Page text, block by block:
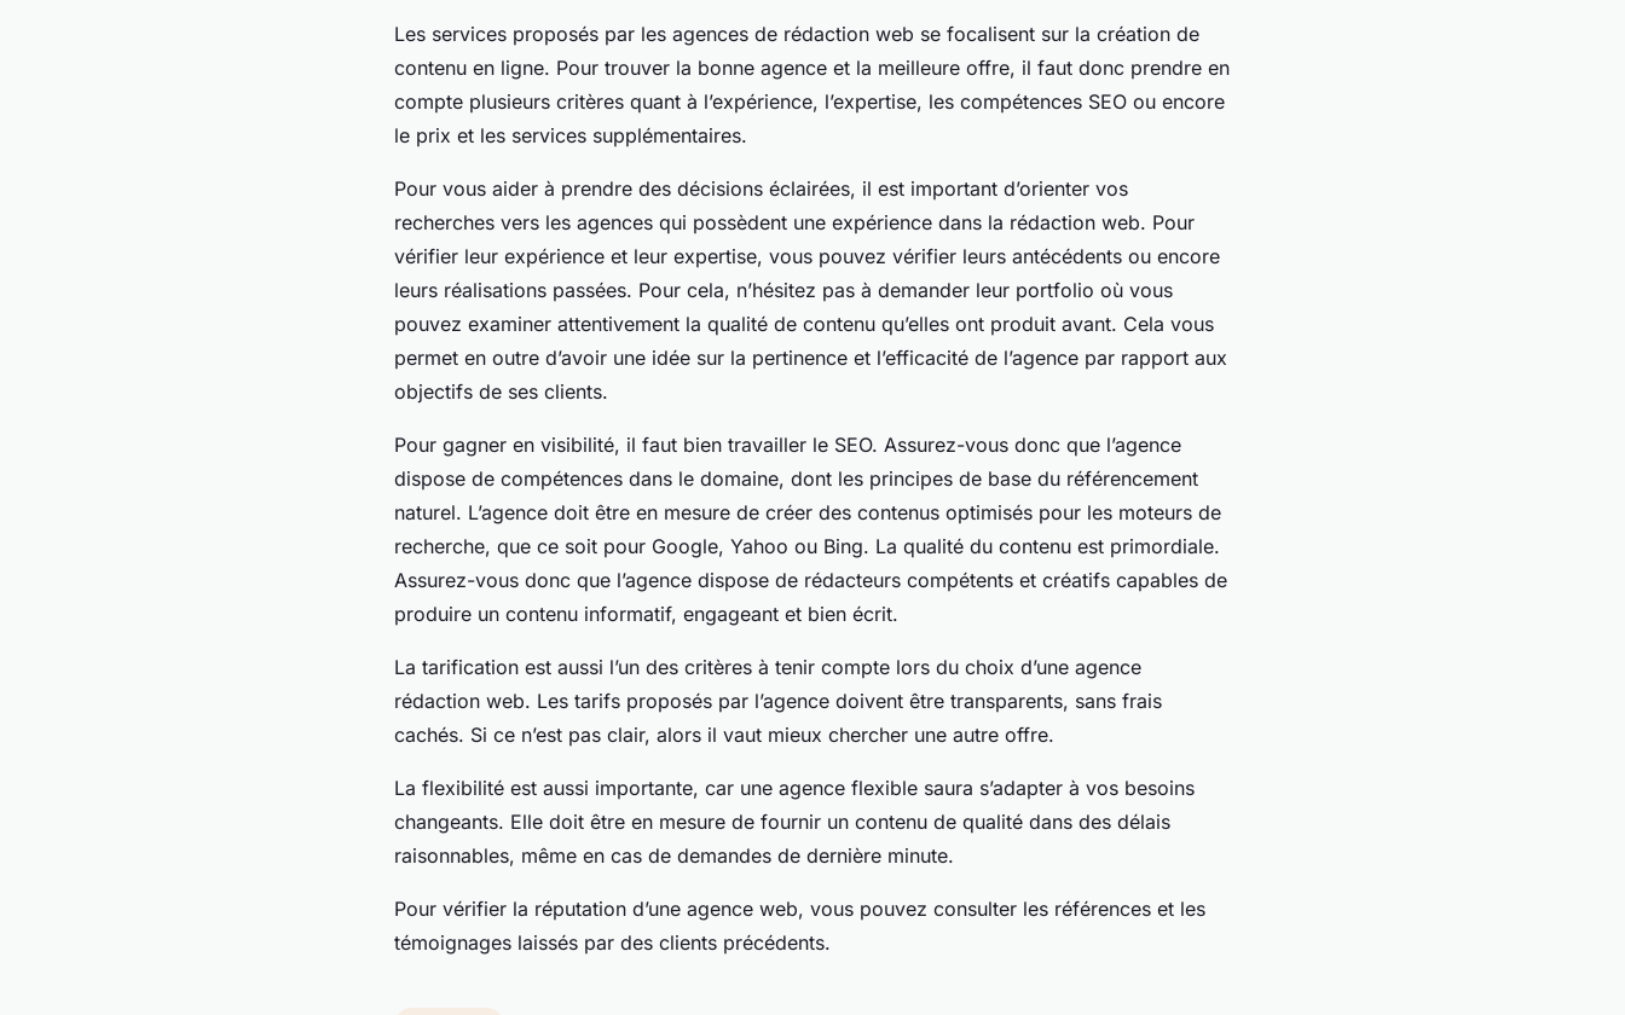
Les services proposés par les agences de rédaction web se focalisent sur la création de
contenu en ligne. Pour trouver la bonne agence et la meilleure offre, il faut donc prendre en
compte plusieurs critères quant à l’expérience, l’expertise, les compétences SEO ou encore
le prix et les services supplémentaires.
Pour vous aider à prendre des décisions éclairées, il est important d’orienter vos
recherches vers les agences qui possèdent une expérience dans la rédaction web. Pour
vérifier leur expérience et leur expertise, vous pouvez vérifier leurs antécédents ou encore
leurs réalisations passées. Pour cela, n’hésitez pas à demander leur portfolio où vous
pouvez examiner attentivement la qualité de contenu qu’elles ont produit avant. Cela vous
permet en outre d’avoir une idée sur la pertinence et l’efficacité de l’agence par rapport aux
objectifs de ses clients.
Pour gagner en visibilité, il faut bien travailler le SEO. Assurez-vous donc que l’agence
dispose de compétences dans le domaine, dont les principes de base du référencement
naturel. L’agence doit être en mesure de créer des contenus optimisés pour les moteurs de
recherche, que ce soit pour Google, Yahoo ou Bing. La qualité du contenu est primordiale.
Assurez-vous donc que l’agence dispose de rédacteurs compétents et créatifs capables de
produire un contenu informatif, engageant et bien écrit.
La tarification est aussi l’un des critères à tenir compte lors du choix d’une agence
rédaction web. Les tarifs proposés par l’agence doivent être transparents, sans frais
cachés. Si ce n’est pas clair, alors il vaut mieux chercher une autre offre.
La flexibilité est aussi importante, car une agence flexible saura s’adapter à vos besoins
changeants. Elle doit être en mesure de fournir un contenu de qualité dans des délais
raisonnables, même en cas de demandes de dernière minute.
Pour vérifier la réputation d’une agence web, vous pouvez consulter les références et les
témoignages laissés par des clients précédents.